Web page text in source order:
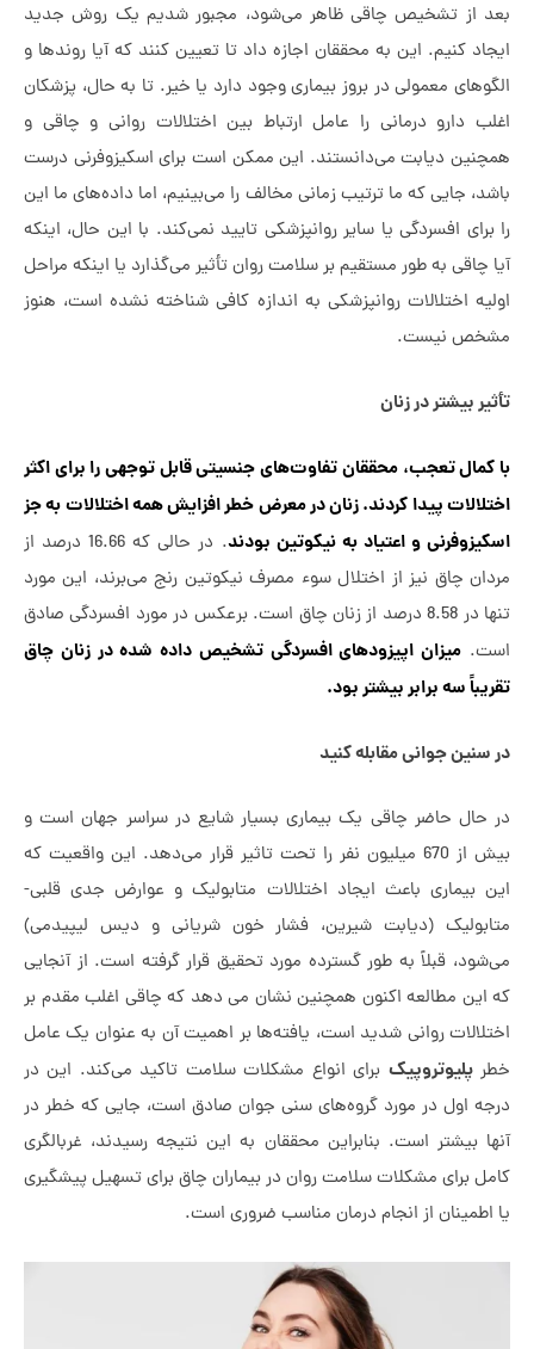
از تشخیص چاقی ظاهر می‌شود، مجبور شدیم یک روش جدید
کنیم. این به محققان اجازه داد تا تعیین کنند که آیا روندها و
معمولی در بروز بیماری وجود دارد یا خیر. تا به حال، پزشکان
دارو درمانی را عامل ارتباط بین اختلالات روانی و چاقی و
دیابت می‌دانستند. این ممکن است برای اسکیزوفرنی درست
جایی که ما ترتیب زمانی مخالف را می‌بینیم، اما داده‌های ما این
افسردگی یا سایر روانپزشکی تایید نمی‌کند. با این حال، اینکه
به طور مستقیم بر سلامت روان تأثیر می‌گذارد یا اینکه مراحل
اختلالات روانپزشکی به اندازه کافی شناخته نشده است، هنوز
نیست.
بیشتر در زنان
تعجب، محققان تفاوت‌های جنسیتی قابل توجهی را برای اکثر
پیدا کردند. زنان در معرض خطر افزایش همه اختلالات به جز
و اعتیاد به نیکوتین بودند
. در حالی که 16.66 درصد از
چاق نیز از اختلال سوء مصرف نیکوتین رنج می‌برند، این مورد
تنها در 8.58 درصد از زنان چاق است. برعکس در مورد افسردگی صادق
میزان اپیزودهای افسردگی تشخیص داده شده در زنان چاق
سه برابر بیشتر بود.
جوانی مقابله کنید
حاضر چاقی یک بیماری بسیار شایع در سراسر جهان است و
بیش از 670 میلیون نفر را تحت تاثیر قرار می‌دهد. این واقعیت که
بیماری باعث ایجاد اختلالات متابولیک و عوارض جدی قلبی-
(دیابت شیرین، فشار خون شریانی و دیس لیپیدمی)
قبلاً به طور گسترده مورد تحقیق قرار گرفته است. از آنجایی
مطالعه اکنون همچنین نشان می دهد که چاقی اغلب مقدم بر
روانی شدید است، یافته‌ها بر اهمیت آن به عنوان یک عامل
پلیوتروپیکبرای انواع مشکلات سلامت تاکید می‌کند. این در
اول در مورد گروه‌های سنی جوان صادق است، جایی که خطر در
بیشتر است. بنابراین محققان به این نتیجه رسیدند، غربالگری
برای مشکلات سلامت روان در بیماران چاق برای تسهیل پیشگیری
از انجام درمان مناسب ضروری است.